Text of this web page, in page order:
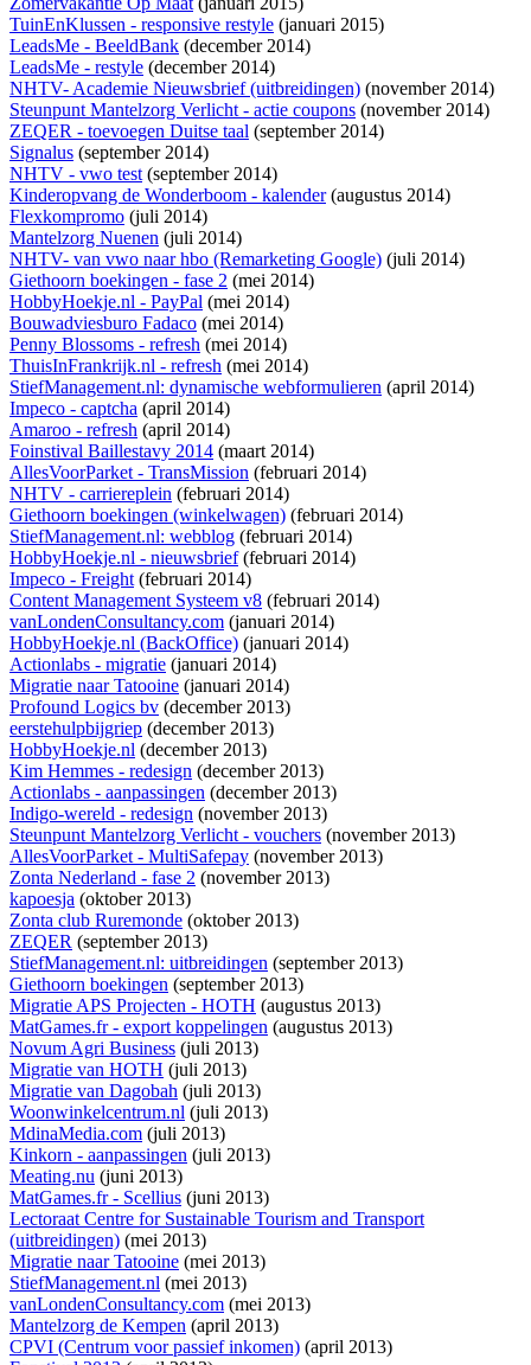
TuinEnKlussen - responsive restyle (januari 2015)
LeadsMe - BeeldBank (december 2014)
LeadsMe - restyle (december 2014)
NHTV- Academie Nieuwsbrief (uitbreidingen) (november 2014)
Steunpunt Mantelzorg Verlicht - actie coupons (november 2014)
ZEQER - toevoegen Duitse taal (september 2014)
Signalus (september 2014)
NHTV - vwo test(september 2014)
Kinderopvang de Wonderboom - kalender(augustus 2014)
Flexkompromo (juli 2014)
Mantelzorg Nuenen (juli 2014)
NHTV- van vwo naar hbo (Remarketing Google) (juli 2014)
Giethoorn boekingen - fase 2 (mei 2014)
HobbyHoekje.nl - PayPal (mei 2014)
Bouwadviesburo Fadaco (mei 2014)
Penny Blossoms - refresh (mei 2014)
ThuisInFrankrijk.nl - refresh (mei 2014)
StiefManagement.nl: dynamische webformulieren (april 2014)
Impeco - captcha (april 2014)
Amaroo - refresh (april 2014)
Foinstival Baillestavy 2014 (maart 2014)
AllesVoorParket - TransMission (februari 2014)
NHTV - carriereplein (februari 2014)
Giethoorn boekingen (winkelwagen) (februari 2014)
StiefManagement.nl: webblog (februari 2014)
HobbyHoekje.nl - nieuwsbrief(februari 2014)
Impeco - Freight(februari 2014)
Content Management Systeem v8 (februari 2014)
vanLondenConsultancy.com (januari 2014)
HobbyHoekje.nl (BackOffice) (januari 2014)
Actionlabs - migratie (januari 2014)
Migratie naar Tatooine (januari 2014)
Profound Logics bv (december 2013)
eerstehulpbijgriep (december 2013)
HobbyHoekje.nl (december 2013)
Kim Hemmes - redesign (december 2013)
Actionlabs - aanpassingen (december 2013)
Indigo-wereld - redesign (november 2013)
Steunpunt Mantelzorg Verlicht - vouchers (november 2013)
AllesVoorParket - MultiSafepay (november 2013)
Zonta Nederland - fase 2 (november 2013)
kapoesja (oktober 2013)
Zonta club Ruremonde (oktober 2013)
ZEQER (september 2013)
StiefManagement.nl: uitbreidingen (september 2013)
Giethoorn boekingen (september 2013)
Migratie APS Projecten - HOTH (augustus 2013)
MatGames.fr - export koppelingen (augustus 2013)
Novum Agri Business (juli 2013)
Migratie van HOTH (juli 2013)
Migratie van Dagobah (juli 2013)
Woonwinkelcentrum.nl (juli 2013)
MdinaMedia.com (juli 2013)
Kinkorn - aanpassingen (juli 2013)
Meating.nu (juni 2013)
MatGames.fr - Scellius (juni 2013)
Lectoraat Centre for Sustainable Tourism and Transport
(uitbreidingen) (mei 2013)
Migratie naar Tatooine (mei 2013)
StiefManagement.nl (mei 2013)
vanLondenConsultancy.com (mei 2013)
Mantelzorg de Kempen (april 2013)
CPVI (Centrum voor passief inkomen) (april 2013)